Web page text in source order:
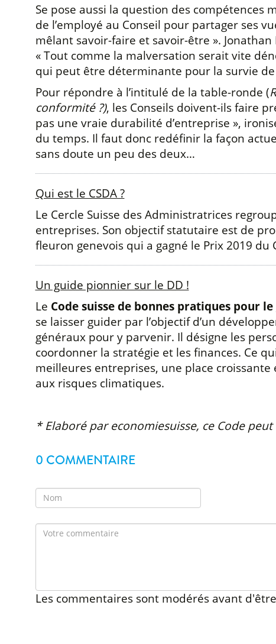
Se pose aussi la question des compétences
de l’employé au Conseil pour partager ses
mêlant savoir-faire et savoir-être ».
« Tout comme la malversation serait vite
qui peut être déterminante pour la survie de
Pour répondre à l’intitulé de la table-ronde (
conformité ?), les Conseils doivent-ils faire
pas une vraie durabilité d’entreprise »,
du temps. Il faut donc redéfinir la façon
sans doute un peu des deux…
Qui est le CSDA ?
Le Cercle Suisse des Administratrices
entreprises. Son objectif statutaire est de
fleuron genevois qui a gagné le Prix 2019 du
Un guide pionnier sur le DD !
Le Code suisse de bonnes pratiques pour
se laisser guider par l’objectif d’un
généraux pour y parvenir. Il désigne les
coordonner la stratégie et les finances. Ce
meilleures entreprises, une place
aux risques climatiques.
* Elaboré par economiesuisse, ce Code
0 COMMENTAIRE
Les commentaires sont modérés avant